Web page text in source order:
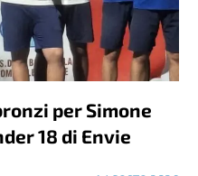
per Simone
18 di Envie